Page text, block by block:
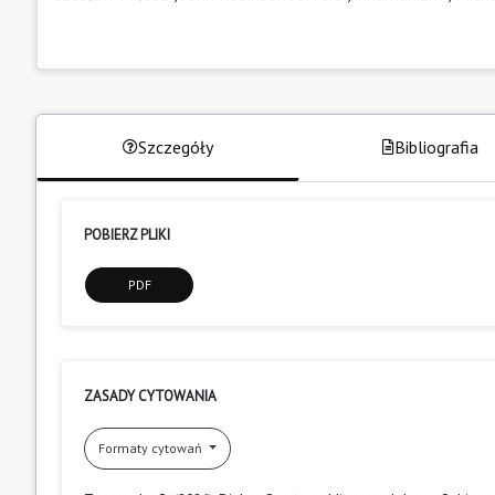
Szczegóły Bibliografia
POBIERZ PLIKI
PDF
ZASADY CYTOWANIA
Formaty cytowań